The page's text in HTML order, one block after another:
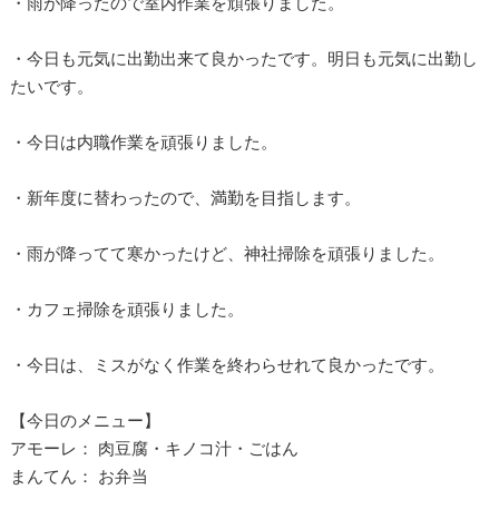
・今日も元気に出勤出来て良かったです。明日も元気に出勤し
たいです。
・今日は内職作業を頑張りました。
・新年度に替わったので、満勤を目指します。
・雨が降ってて寒かったけど、神社掃除を頑張りました。
・カフェ掃除を頑張りました。
・今日は、ミスがなく作業を終わらせれて良かったです。
【今日のメニュー】
アモーレ： 肉豆腐・キノコ汁・ごはん
まんてん： お弁当